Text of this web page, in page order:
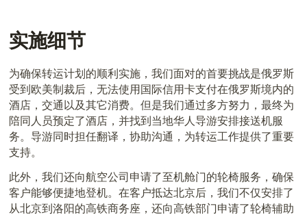
实施细节
为确保转运计划的顺利实施，我们面对的首要挑战是俄罗斯
受到欧美制裁后，无法使用国际信用卡支付在俄罗斯境内的
酒店， 交通 以及其它消费。 但是我们通过多方努力，最终为
陪同人员预定了酒店，并找到当地华人导游安排接送机服
务。导游同时担任翻译，协助沟通，为转运工作提供了重要
支持。
此外，我们还向航空公司申请了至机舱门的轮椅服务，确保
客户能够便捷地登机。在客户抵达北京后，我们不仅安排了
从北京到洛阳的高铁商务座，还向高铁部门申请了轮椅辅助